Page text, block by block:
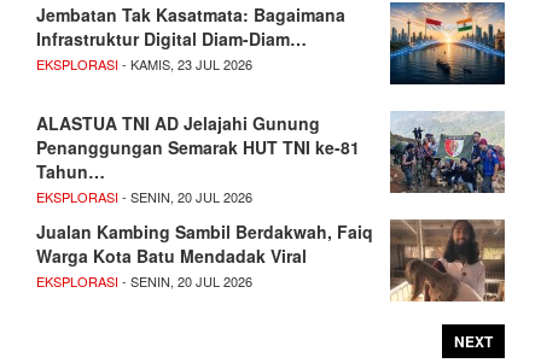
Jembatan Tak Kasatmata: Bagaimana
Infrastruktur Digital Diam-Diam…
EKSPLORASI- KAMIS, 23 JUL 2026
ALASTUA TNI AD Jelajahi Gunung
Penanggungan Semarak HUT TNI ke-81
Tahun…
EKSPLORASI- SENIN, 20 JUL 2026
Jualan Kambing Sambil Berdakwah, Faiq
Warga Kota Batu Mendadak Viral
EKSPLORASI- SENIN, 20 JUL 2026
NEXT